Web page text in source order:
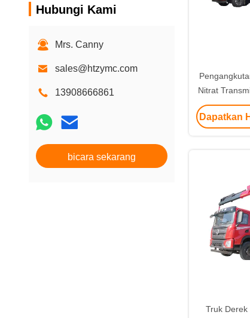
Hubungi Kami
Mrs. Canny
sales@htzymc.com
13908666861
bicara sekarang
Nitrat
Tangki
Dapatkan
Truk Derek